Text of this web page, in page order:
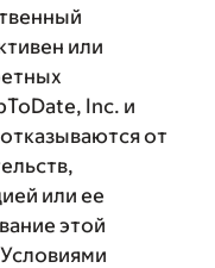
или
Inc. и
от
или ее
этой